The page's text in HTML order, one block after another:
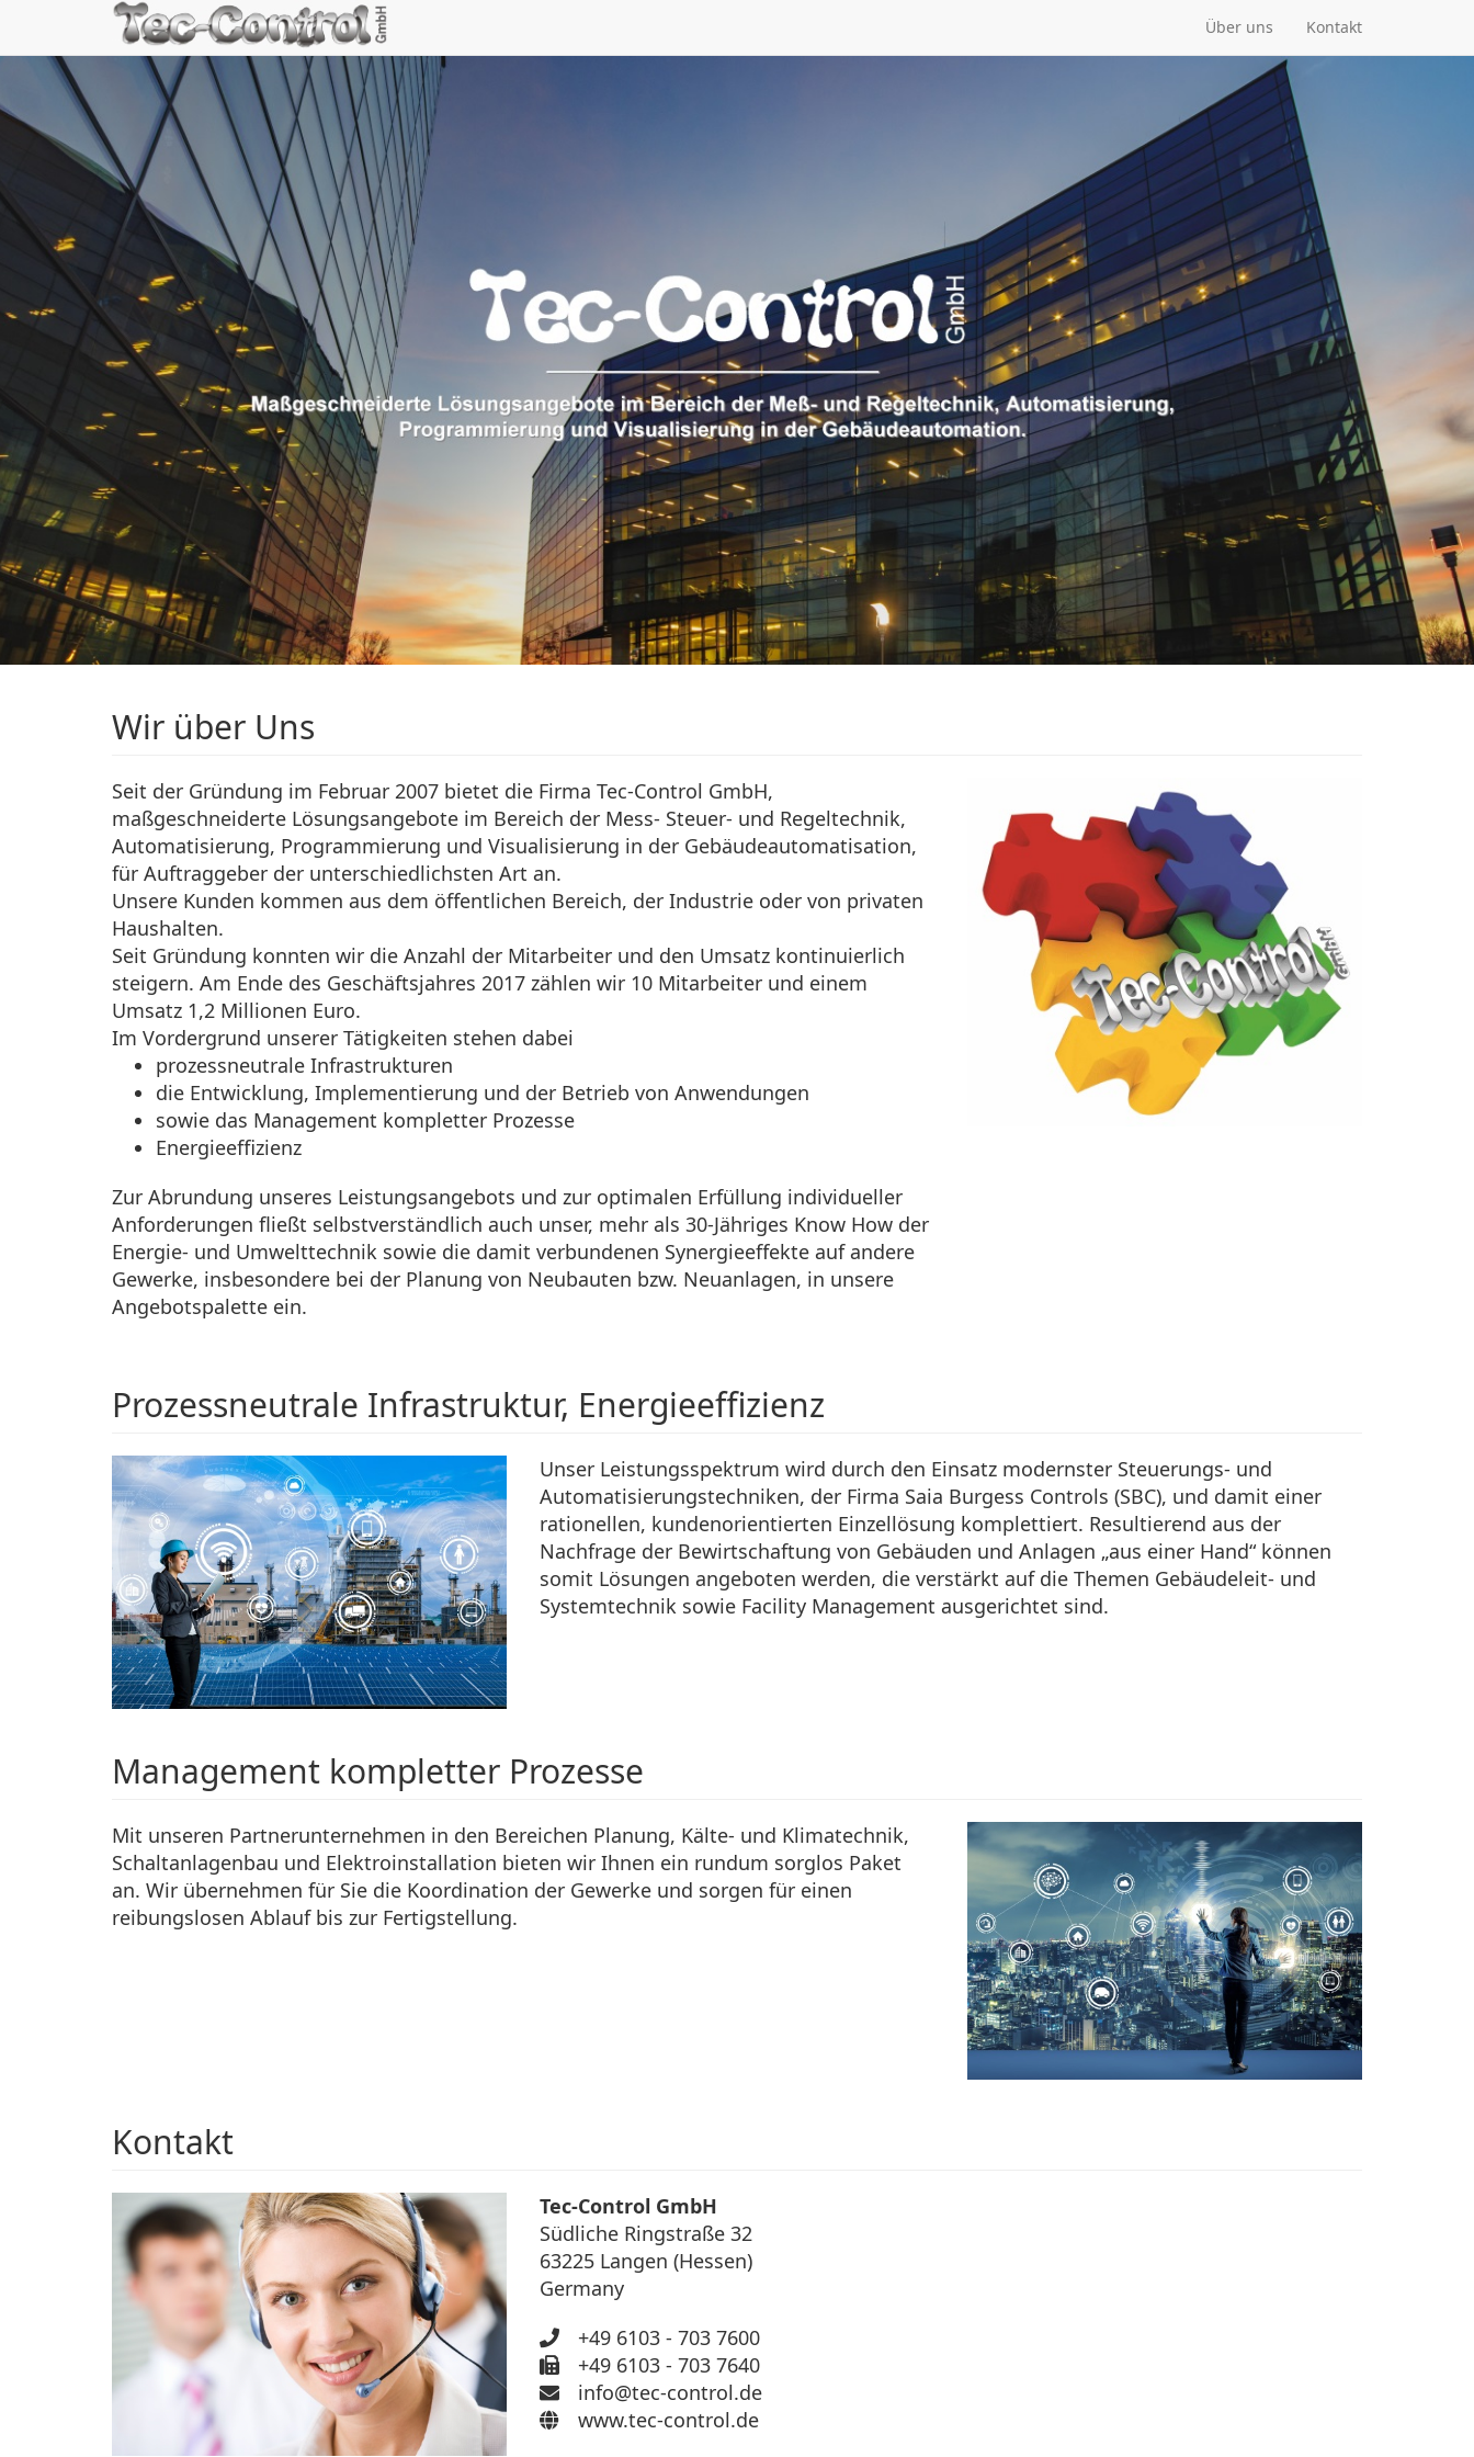
Über uns Kontakt
Wir über Uns
Seit der Gründung im Februar 2007 bietet die Firma Tec-Control GmbH,
maßgeschneiderte Lösungsangebote im Bereich der Mess- Steuer- und Regeltechnik,
Automatisierung, Programmierung und Visualisierung in der Gebäudeautomatisation,
für Auftraggeber der unterschiedlichsten Art an.
Unsere Kunden kommen aus dem öffentlichen Bereich, der Industrie oder von privaten
Haushalten.
Seit Gründung konnten wir die Anzahl der Mitarbeiter und den Umsatz kontinuierlich
steigern. Am Ende des Geschäftsjahres 2017 zählen wir 10 Mitarbeiter und einem
Umsatz 1,2 Millionen Euro.
Im Vordergrund unserer Tätigkeiten stehen dabei
prozessneutrale Infrastrukturen
die Entwicklung, Implementierung und der Betrieb von Anwendungen
sowie das Management kompletter Prozesse
Energieeffizienz
Zur Abrundung unseres Leistungsangebots und zur optimalen Erfüllung individueller
Anforderungen fließt selbstverständlich auch unser, mehr als 30-Jähriges Know How der
Energie- und Umwelttechnik sowie die damit verbundenen Synergieeffekte auf andere
Gewerke, insbesondere bei der Planung von Neubauten bzw. Neuanlagen, in unsere
Angebotspalette ein.
Prozessneutrale Infrastruktur, Energieeffizienz
Unser Leistungsspektrum wird durch den Einsatz modernster Steuerungs- und
Automatisierungstechniken, der Firma Saia Burgess Controls (SBC), und damit einer
rationellen, kundenorientierten Einzellösung komplettiert. Resultierend aus der
Nachfrage der Bewirtschaftung von Gebäuden und Anlagen „aus einer Hand“ können
somit Lösungen angeboten werden, die verstärkt auf die Themen Gebäudeleit- und
Systemtechnik sowie Facility Management ausgerichtet sind.
Management kompletter Prozesse
Mit unseren Partnerunternehmen in den Bereichen Planung, Kälte- und Klimatechnik,
Schaltanlagenbau und Elektroinstallation bieten wir Ihnen ein rundum sorglos Paket
an. Wir übernehmen für Sie die Koordination der Gewerke und sorgen für einen
reibungslosen Ablauf bis zur Fertigstellung.
Kontakt
Tec-Control GmbH
Südliche Ringstraße 32
63225 Langen (Hessen)
Germany
+49 6103 - 703 7600
+49 6103 - 703 7640
info@tec-control.de
www.tec-control.de